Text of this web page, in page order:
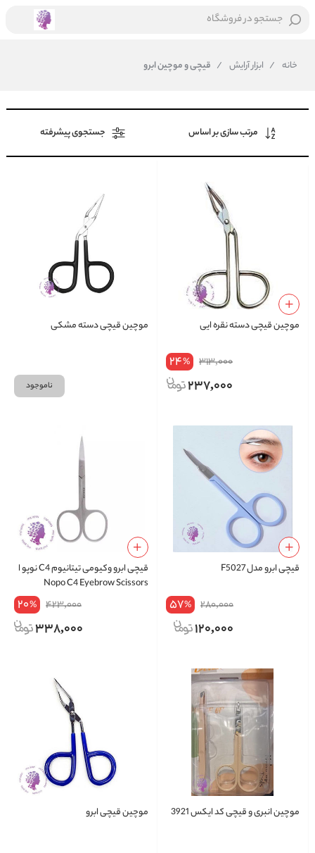
جستجو در فروشگاه
خانه / ابزار آرایش / قیچی و موچین ابرو
مرتب سازی بر اساس جستجوی پیشرفته
موچین قیچی دسته نقره ایی
313,000
24%
237,000
موچین قیچی دسته مشکی
ناموجود
قیچی ابرو مدل F5027
280,000
57%
120,000
قیچی ابرو وکیومی تیتانیوم C4 نوپو ا
Nopo C4 Eyebrow Scissors
423,000
20%
338,000
موچین انبری و قیچی کد ایکس 3921 موچین قیچی ابرو